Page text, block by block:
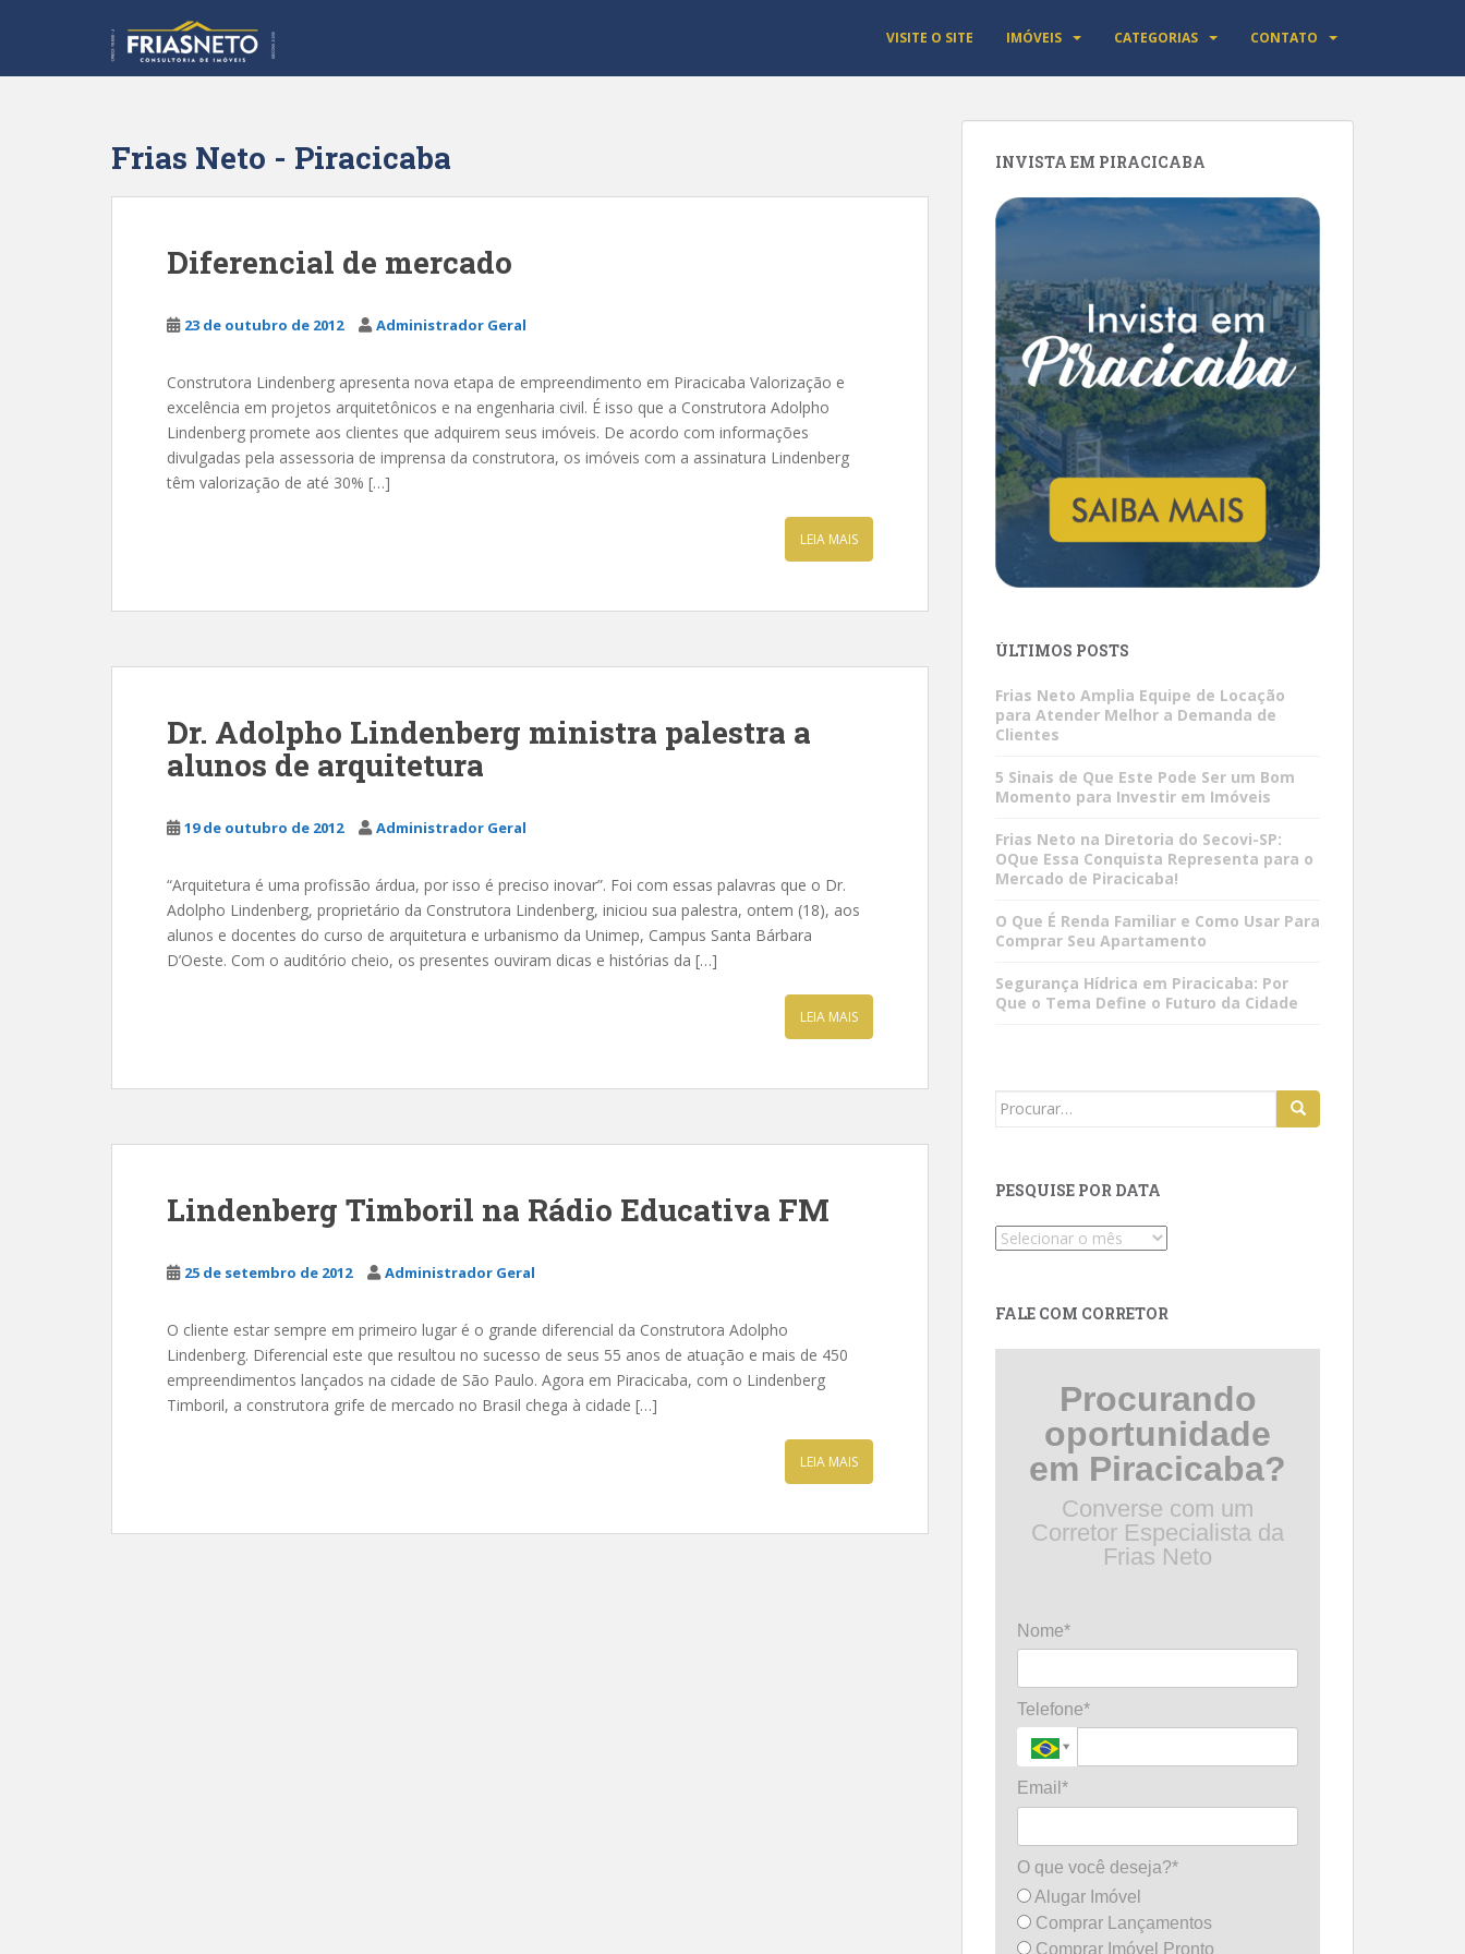
VISITE O SITE IMÓVEIS CATEGORIAS CONTATO
Frias Neto - Piracicaba
Diferencial de mercado
23 de outubro de 2012 Administrador Geral
Construtora Lindenberg apresenta nova etapa de empreendimento em Piracicaba Valorização e
excelência em projetos arquitetônicos e na engenharia civil. É isso que a Construtora Adolpho
Lindenberg promete aos clientes que adquirem seus imóveis. De acordo com informações
divulgadas pela assessoria de imprensa da construtora, os imóveis com a assinatura Lindenberg
têm valorização de até 30% […]
LEIA MAIS
Dr. Adolpho Lindenberg ministra palestra a
alunos de arquitetura
19 de outubro de 2012 Administrador Geral
“Arquitetura é uma profissão árdua, por isso é preciso inovar”. Foi com essas palavras que o Dr.
Adolpho Lindenberg, proprietário da Construtora Lindenberg, iniciou sua palestra, ontem (18), aos
alunos e docentes do curso de arquitetura e urbanismo da Unimep, Campus Santa Bárbara
D’Oeste. Com o auditório cheio, os presentes ouviram dicas e histórias da […]
LEIA MAIS
Lindenberg Timboril na Rádio Educativa FM
25 de setembro de 2012 Administrador Geral
O cliente estar sempre em primeiro lugar é o grande diferencial da Construtora Adolpho
Lindenberg. Diferencial este que resultou no sucesso de seus 55 anos de atuação e mais de 450
empreendimentos lançados na cidade de São Paulo. Agora em Piracicaba, com o Lindenberg
Timboril, a construtora grife de mercado no Brasil chega à cidade […]
LEIA MAIS
INVISTA EM PIRACICABA
ÚLTIMOS POSTS
Frias Neto Amplia Equipe de Locação
para Atender Melhor a Demanda de
Clientes
5 Sinais de Que Este Pode Ser um Bom
Momento para Investir em Imóveis
Frias Neto na Diretoria do Secovi-SP:
OQue Essa Conquista Representa para o
Mercado de Piracicaba!
O Que É Renda Familiar e Como Usar Para
Comprar Seu Apartamento
Segurança Hídrica em Piracicaba: Por
Que o Tema Define o Futuro da Cidade
Search
PESQUISE POR DATA
Pesquise
FALE COM CORRETOR
Procurando
oportunidade
em Piracicaba?
Converse com um
Corretor Especialista da
Frias Neto
Nome*
Telefone*
Email*
O que você deseja?*
Alugar Imóvel
Comprar Lançamentos
Comprar Imóvel Pronto